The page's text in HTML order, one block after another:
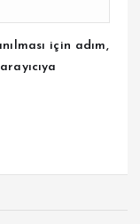
için adım,